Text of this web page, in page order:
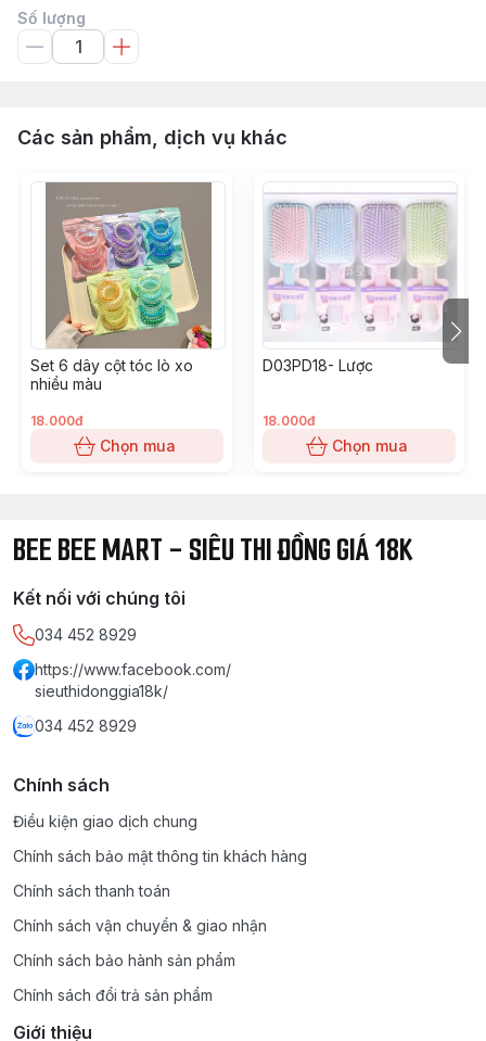
Số lượng
Các sản phẩm, dịch vụ khác
Set 6 dây cột tóc lò xo
nhiều màu
18.000đ
Chọn mua
D03PD18- Lược
18.000đ
Chọn mua
BEE BEE MART - SIÊU THI ĐỒNG GIÁ 18K
Kết nối với chúng tôi
034 452 8929
https://www.facebook.com/
sieuthidonggia18k/
034 452 8929
Chính sách
Điều kiện giao dịch chung
Chính sách bảo mật thông tin khách hàng
Chính sách thanh toán
Chính sách vận chuyển & giao nhận
Chính sách bảo hành sản phẩm
Chính sách đổi trả sản phẩm
Giới thiệu